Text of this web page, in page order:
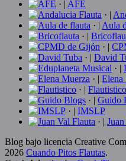
· | AFE
· |
· | Aula
· |
· |
· | David
· |
· | Elena
· | Flautistico
· | Guido
· | IMSLP
· |
Blog bajo licencia Creative
2026 Cuando Pitos Flautas.